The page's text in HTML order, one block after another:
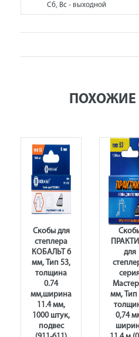
Сб, Вс - выходной
ПОХОЖИЕ
Скобы для
степлера
КОБАЛЬТ 6
мм, Тип 53,
толщина
0.74
мм,ширина
11.4 мм,
1000 штук,
подвес
для
мм, Тип
0,74